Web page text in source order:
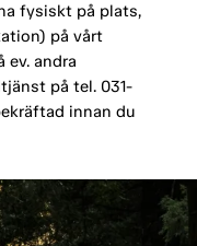
fysiskt på plats,
på vårt
andra
på tel. 031-
innan du